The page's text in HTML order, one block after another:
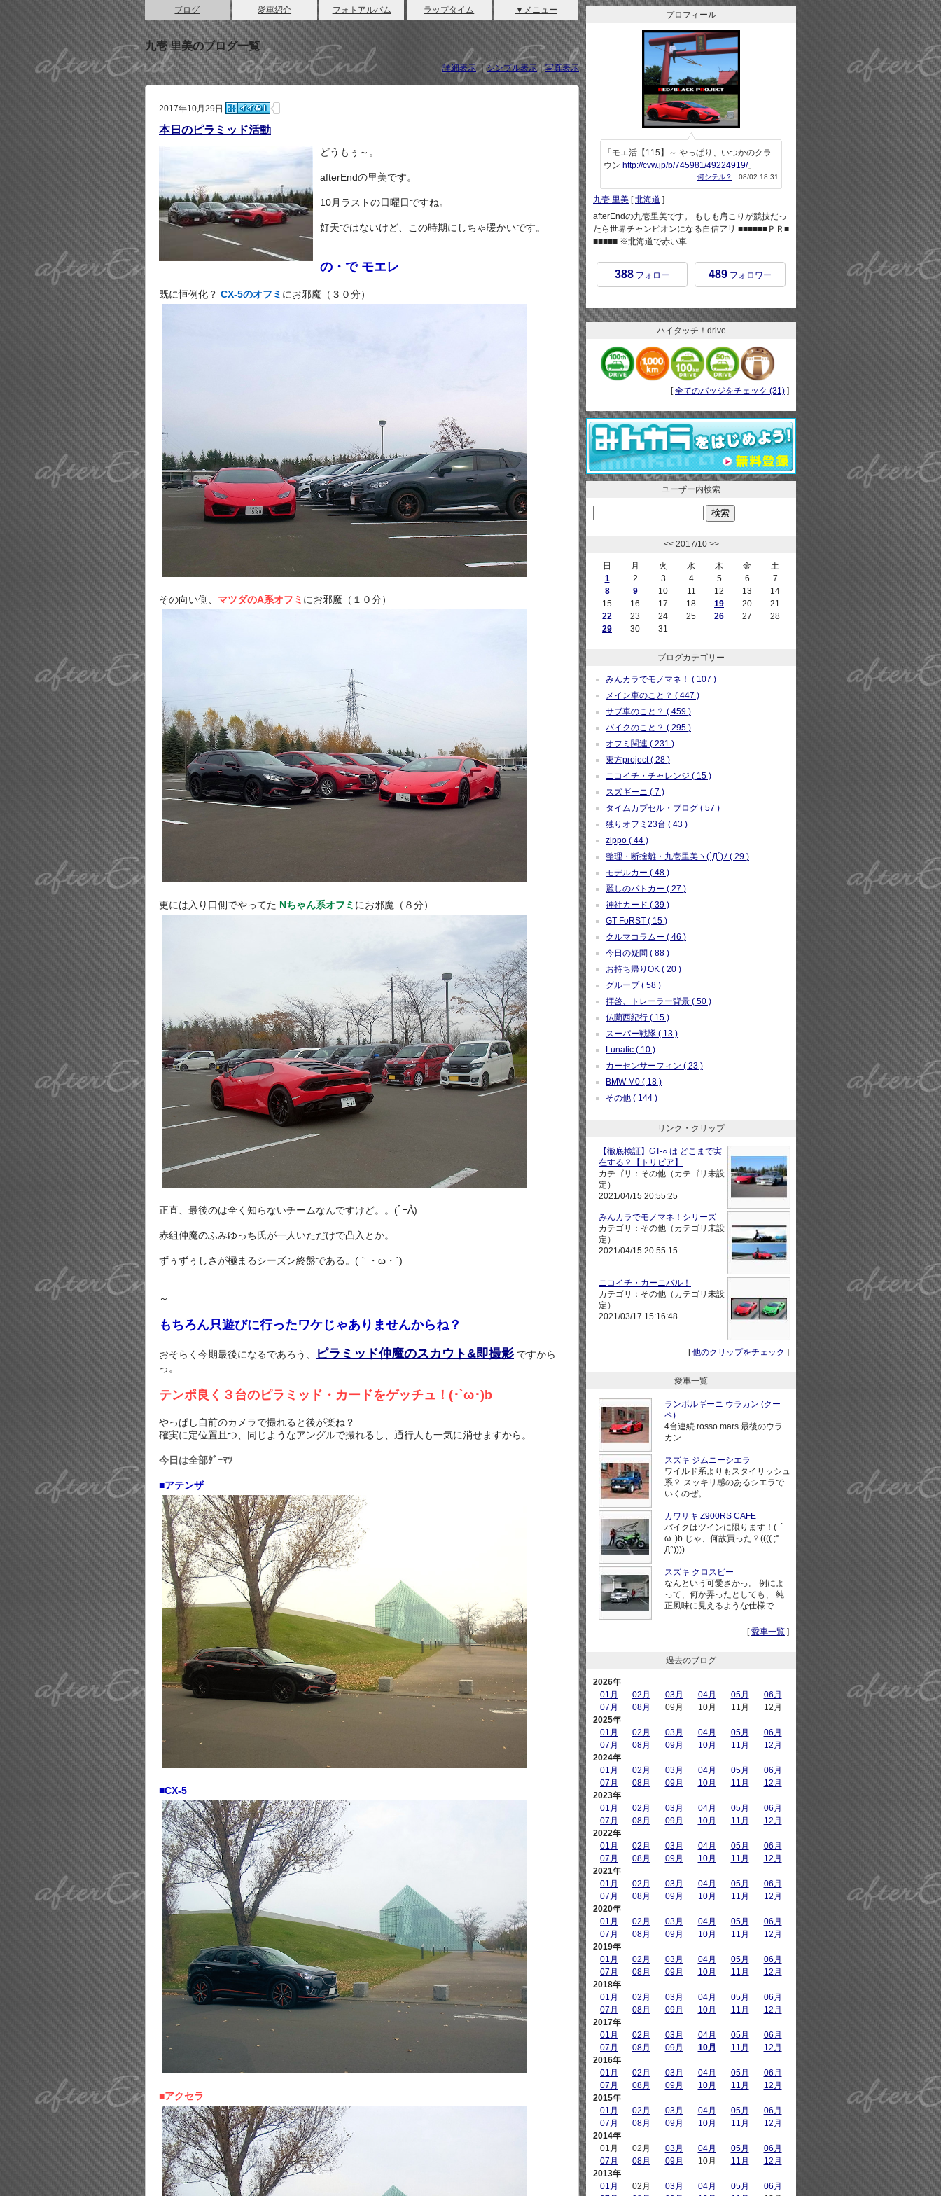
ブログ 愛車紹介 フォトアルバム ラップタイム ▼メニュー
九壱 里美のブログ一覧
詳細表示｜シンプル表示｜写真表示
2017年10月29日
本日のピラミッド活動
どうもぅ～。
afterEndの里美です。
10月ラストの日曜日ですね。
好天ではないけど、この時期にしちゃ暖かいです。
の・で モエレ
既に恒例化？ CX-5のオフミ にお邪魔（３０分）
その向い側、 マツダのA系オフミ にお邪魔（１０分）
更には入り口側でやってた Nちゃん系オフミ にお邪魔（８分）
正直、最後のは全く知らないチームなんですけど。。(ﾟｰÅ)
赤組仲魔のふみゆっち氏が一人いただけで凸入とか。
ずぅずぅしさが極まるシーズン終盤である。(｀・ω・´)
～
もちろん只遊びに行ったワケじゃありませんからね？
おそらく今期最後になるであろう、 ピラミッド仲魔のスカウト&即撮影 ですから
っ。
テンポ良く３台のピラミッド・カードをゲッチュ！(･`ω･)b
やっぱし自前のカメラで撮れると後が楽ね？
確実に定位置且つ、同じようなアングルで撮れるし、通行人も一気に消せますから。
今日は全部ﾀﾞｰﾏﾂ
■アテンザ
■CX-5
■アクセラ
プロフィール
「モエ活【115】～ やっぱり、いつかのクラ
ウン http://cvw.jp/b/745981/49224919/」
何シテル？ 08/02 18:31
九壱 里美 [北海道 ]
afterEndの九壱里美です。 もしも肩こりが競技だっ
たら世界チャンピオンになる自信アリ ■■■■■■ＰＲ■
■■■■■ ※北海道で赤い車...
388 フォロー 489 フォロワー
ハイタッチ！drive
[全てのバッジをチェック (31) ]
ユーザー内検索
<<2017/10 >>
日 月 火 水 木 金
土
1
2 3 4 5 6
7
8
9 10 11 12 13
14
15
16 17 18 19 20
21
22
23 24 25 26 27
28
29
30 31
ブログカテゴリー
みんカラでモノマネ！ ( 107 )
メイン車のこと？ ( 447 )
サブ車のこと？ ( 459 )
バイクのこと？ ( 295 )
オフミ関連 ( 231 )
東方project ( 28 )
ニコイチ・チャレンジ ( 15 )
スズギーニ ( 7 )
タイムカプセル・ブログ ( 57 )
独りオフミ23台 ( 43 )
zippo ( 44 )
整理・断捨離・九壱里美ヽ(`Д´)ﾉ ( 29 )
モデルカー ( 48 )
麗しのパトカー ( 27 )
神社カード ( 39 )
GT FoRST ( 15 )
クルマコラムー ( 46 )
今日の疑問 ( 88 )
お持ち帰りOK ( 20 )
グループ ( 58 )
拝啓、トレーラー背景 ( 50 )
仏蘭西紀行 ( 15 )
スーパー戦隊 ( 13 )
Lunatic ( 10 )
カーセンサーフィン ( 23 )
BMW M0 ( 18 )
その他 ( 144 )
リンク・クリップ
【徹底検証】GT-○ は どこまで実
在する？【トリビア】
カテゴリ：その他（カテゴリ未設
定）
2021/04/15 20:55:25
みんカラでモノマネ！シリーズ
カテゴリ：その他（カテゴリ未設
定）
2021/04/15 20:55:15
ニコイチ・カーニバル！
カテゴリ：その他（カテゴリ未設
定）
2021/03/17 15:16:48
[他のクリップをチェック ]
愛車一覧
ランボルギーニ ウラカン (クー
ペ)
4台連続 rosso mars 最後のウラ
カン
スズキ ジムニーシエラ
ワイルド系よりもスタイリッシュ
系？ スッキリ感のあるシエラで
いくのぜ。
カワサキ Z900RS CAFE
バイクはツインに限ります！(･`
ω･)b じゃ、何故買った？(((( ;°
Д°))))
スズキ クロスビー
なんという可愛さかっ。 例によ
って、何か弄ったとしても、 純
正風味に見えるような仕様で ...
[愛車一覧 ]
過去のブログ
2026年
01月
02月 03月 04月 05月
06月
07月
08月 09月 10月 11月
12月
2025年
01月
02月 03月 04月 05月
06月
07月
08月 09月 10月 11月
12月
2024年
01月
02月 03月 04月 05月
06月
07月
08月 09月 10月 11月
12月
2023年
01月
02月 03月 04月 05月
06月
07月
08月 09月 10月 11月
12月
2022年
01月
02月 03月 04月 05月
06月
07月
08月 09月 10月 11月
12月
2021年
01月
02月 03月 04月 05月
06月
07月
08月 09月 10月 11月
12月
2020年
01月
02月 03月 04月 05月
06月
07月
08月 09月 10月 11月
12月
2019年
01月
02月 03月 04月 05月
06月
07月
08月 09月 10月 11月
12月
2018年
01月
02月 03月 04月 05月
06月
07月
08月 09月 10月 11月
12月
2017年
01月
02月 03月 04月 05月
06月
07月
08月 09月 10月 11月
12月
2016年
01月
02月 03月 04月 05月
06月
07月
08月 09月 10月 11月
12月
2015年
01月
02月 03月 04月 05月
06月
07月
08月 09月 10月 11月
12月
2014年
01月
02月 03月 04月 05月
06月
07月
08月 09月 10月 11月
12月
2013年
01月
02月 03月 04月 05月
06月